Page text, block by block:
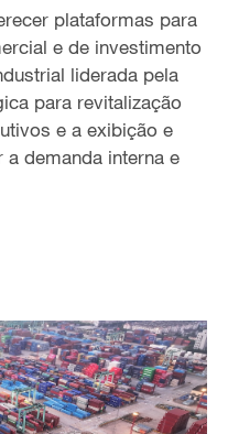
plataformas para
e de investimento
liderada pela
para revitalização
e a exibição e
demanda interna e